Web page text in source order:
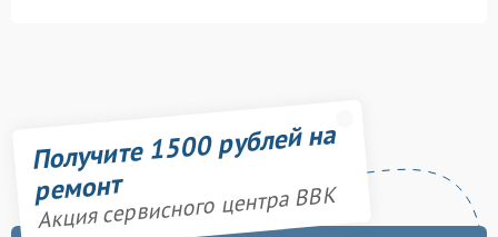
Получите 1500 рублей на
ремонт
Акция сервисного центра BBK